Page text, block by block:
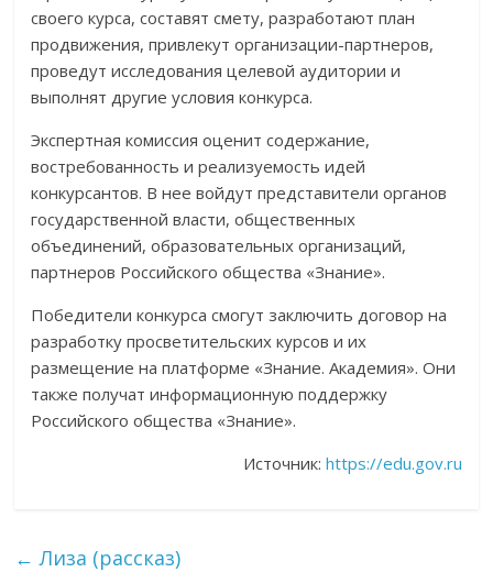
своего курса, составят смету, разработают план
продвижения, привлекут организации-партнеров,
проведут исследования целевой аудитории и
выполнят другие условия конкурса.
Экспертная комиссия оценит содержание,
востребованность и реализуемость идей
конкурсантов. В нее войдут представители органов
государственной власти, общественных
объединений, образовательных организаций,
партнеров Российского общества «Знание».
Победители конкурса смогут заключить договор на
разработку просветительских курсов и их
размещение на платформе «Знание. Академия». Они
также получат информационную поддержку
Российского общества «Знание».
Источник: https://edu.gov.ru
← Лиза (рассказ)